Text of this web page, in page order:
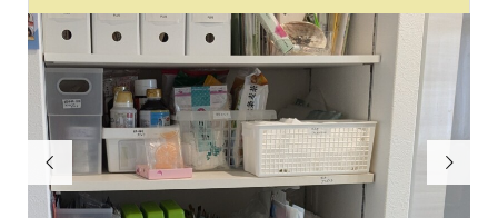
 